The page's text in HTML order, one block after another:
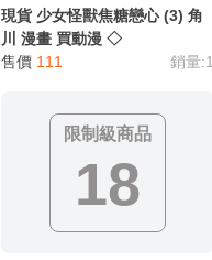
現貨 少女怪獸焦糖戀心 (3) 角
川 漫畫 買動漫 ◇
售價 111 銷量:1
限制級商品
18